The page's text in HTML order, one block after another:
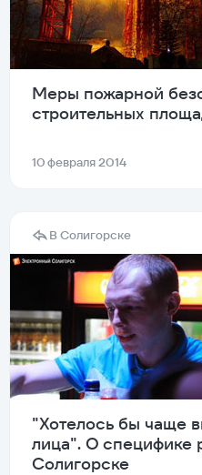
Меры пожарной
строительных
10 февраля 2014
В Солигорске
"Хотелось бы чаще
лица". О специфике
Солигорске